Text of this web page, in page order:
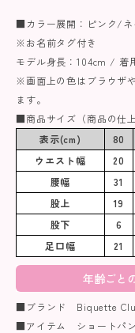
■カラー展開：ピンク/ネ
※お名前タグ付き
モデル身長：104cm / 着
※画面上の色はブラウザ
ます。
■商品サイズ（商品の仕
表示(cm)
80
ウエスト幅
20
腰幅
31
股上
19
股下
6
足口幅
21
年齢ごと
■ブランド Biquette
■アイテム ショートパ